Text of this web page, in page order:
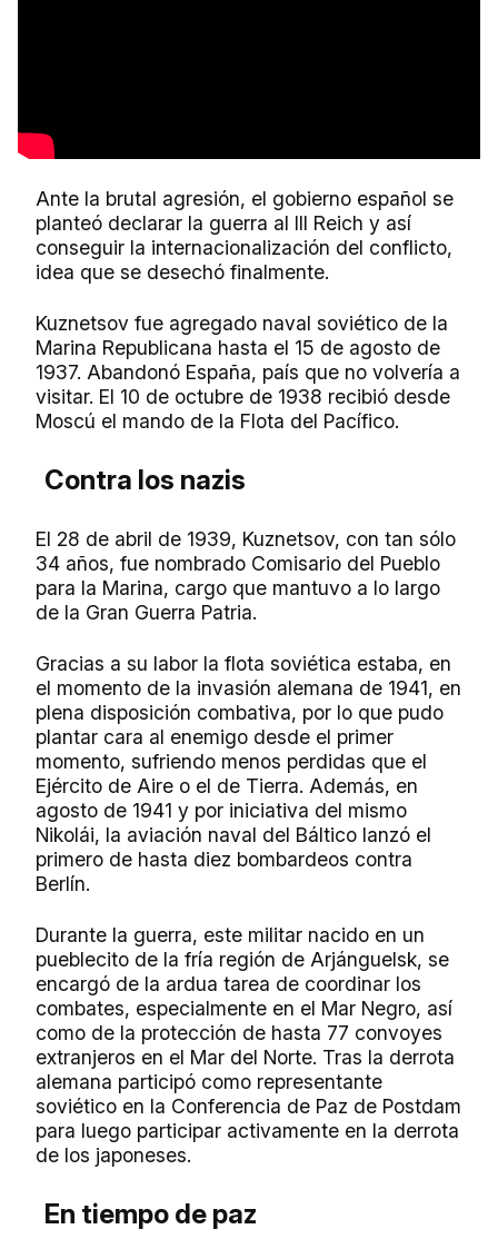
Ante la brutal agresión, el gobierno español se
planteó declarar la guerra al III Reich y así
conseguir la internacionalización del conflicto,
idea que se desechó finalmente.
Kuznetsov fue agregado naval soviético de la
Marina Republicana hasta el 15 de agosto de
1937. Abandonó España, país que no volvería a
visitar. El 10 de octubre de 1938 recibió desde
Moscú el mando de la Flota del Pacífico.
Contra los nazis
El 28 de abril de 1939, Kuznetsov, con tan sólo
34 años, fue nombrado Comisario del Pueblo
para la Marina, cargo que mantuvo a lo largo
de la Gran Guerra Patria.
Gracias a su labor la flota soviética estaba, en
el momento de la invasión alemana de 1941, en
plena disposición combativa, por lo que pudo
plantar cara al enemigo desde el primer
momento, sufriendo menos perdidas que el
Ejército de Aire o el de Tierra. Además, en
agosto de 1941 y por iniciativa del mismo
Nikolái, la aviación naval del Báltico lanzó el
primero de hasta diez bombardeos contra
Berlín.
Durante la guerra, este militar nacido en un
pueblecito de la fría región de Arjánguelsk, se
encargó de la ardua tarea de coordinar los
combates, especialmente en el Mar Negro, así
como de la protección de hasta 77 convoyes
extranjeros en el Mar del Norte. Tras la derrota
alemana participó como representante
soviético en la Conferencia de Paz de Postdam
para luego participar activamente en la derrota
de los japoneses.
En tiempo de paz